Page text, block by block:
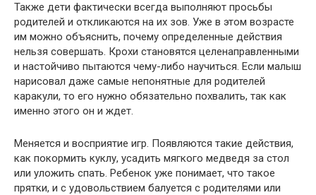
Также дети фактически всегда выполняют просьбы
родителей и откликаются на их зов. Уже в этом возрасте
им можно объяснить, почему определенные действия
нельзя совершать. Крохи становятся целенаправленными
и настойчиво пытаются чему-либо научиться. Если малыш
нарисовал даже самые непонятные для родителей
каракули, то его нужно обязательно похвалить, так как
именно этого он и ждет.
Меняется и восприятие игр. Появляются такие действия,
как покормить куклу, усадить мягкого медведя за стол
или уложить спать. Ребенок уже понимает, что такое
прятки, и с удовольствием балуется с родителями или